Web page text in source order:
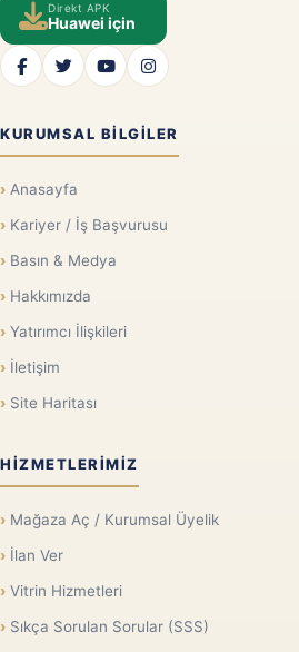
Direkt APK
Huawei için
KURUMSAL BILGILER
Anasayfa
Kariyer / İş Başvurusu
Basın & Medya
Hakkımızda
Yatırımcı İlişkileri
İletişim
Site Haritası
HIZMETLERIMIZ
Mağaza Aç / Kurumsal Üyelik
İlan Ver
Vitrin Hizmetleri
Sıkça Sorulan Sorular (SSS)